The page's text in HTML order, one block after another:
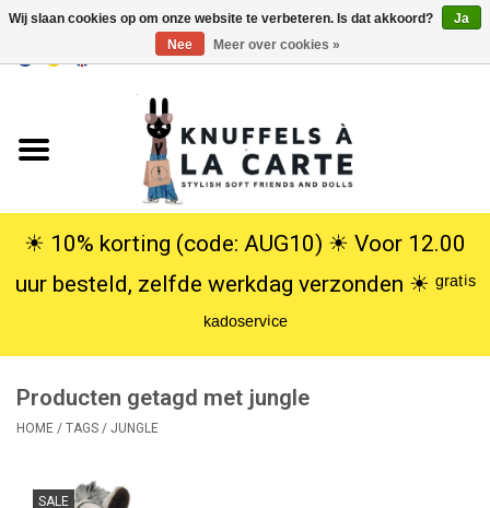
USD
Knuffels
Poppen
SALE
☀︎ 10% korting (code: AUG10) ☀︎ Voor 12.00
uur besteld, zelfde werkdag verzonden ☀︎ ᵍʳᵃᵗⁱˢ
ᵏᵃᵈᵒˢᵉʳᵛⁱᶜᵉ
Producten getagd met jungle
HOME / TAGS / JUNGLE
SALE
Wij slaan cookies op om onze website te verbeteren. Is dat akkoord?
Ja
Nee
Meer over cookies »